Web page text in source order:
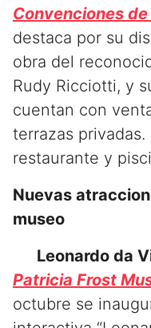
Convenciones
destaca por su
obra del
Rudy Ricciotti, y
cuentan con
terrazas
restaurante y
Nuevas
museo
Leonardo da
Patricia Frost
octubre se